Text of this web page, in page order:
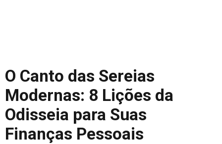
O Canto das Sereias
Modernas: 8 Lições da
Odisseia para Suas
Finanças Pessoais